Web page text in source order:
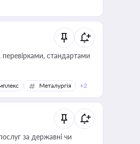
стандартами
Металургія +2
за державні чи